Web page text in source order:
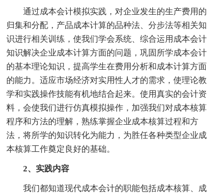
通过成本会计模拟实践，对企业发生的生产费用的
归集和分配，产品成本计算的品种法、分步法等相关知
识进行相关训练，使我们学会系统、综合运用成本会计
知识解决企业成本计算方面的问题，巩固所学成本会计
的基本理论知识，提高学生在费用分析和成本计算方面
的能力。适应市场经济对实用性人才的需求，使理论教
学和实践操作技能有机地结合起来。使用真实的会计资
料，会使我们进行仿真模拟操作，加强我们对成本核算
程序和方法的理解，熟练掌握企业成本核算过程和方
法，将所学的知识转化为能力，为胜任各种类型企业成
本核算工作奠定良好的基础。
2、实践内容
我们都知道现代成本会计的职能包括成本核算、成